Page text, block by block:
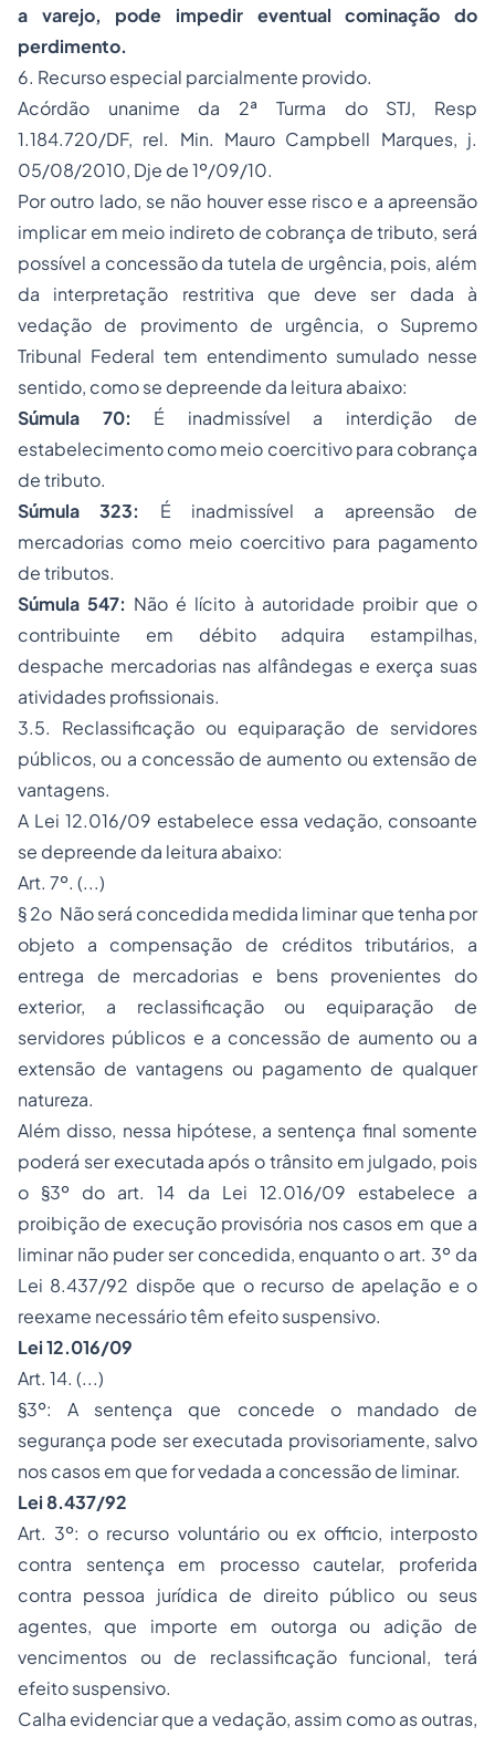
a varejo, pode impedir eventual cominação do
perdimento.
6. Recurso especial parcialmente provido.
Acórdão unanime da 2ª Turma do STJ, Resp
1.184.720/DF, rel. Min. Mauro Campbell Marques, j.
05/08/2010, Dje de 1º/09/10.
Por outro lado, se não houver esse risco e a apreensão
implicar em meio indireto de cobrança de tributo, será
possível a concessão da tutela de urgência, pois, além
da interpretação restritiva que deve ser dada à
vedação de provimento de urgência, o Supremo
Tribunal Federal tem entendimento sumulado nesse
sentido, como se depreende da leitura abaixo:
Súmula 70: É inadmissível a interdição de
estabelecimento como meio coercitivo para cobrança
de tributo.
Súmula 323: É inadmissível a apreensão de
mercadorias como meio coercitivo para pagamento
de tributos.
Súmula 547: Não é lícito à autoridade proibir que o
contribuinte em débito adquira estampilhas,
despache mercadorias nas alfândegas e exerça suas
atividades profissionais.
3.5. Reclassificação ou equiparação de servidores
públicos, ou a concessão de aumento ou extensão de
vantagens.
A Lei 12.016/09 estabelece essa vedação, consoante
se depreende da leitura abaixo:
Art. 7º. (...)
§ 2o Não será concedida medida liminar que tenha por
objeto a compensação de créditos tributários, a
entrega de mercadorias e bens provenientes do
exterior, a reclassificação ou equiparação de
servidores públicos e a concessão de aumento ou a
extensão de vantagens ou pagamento de qualquer
natureza.
Além disso, nessa hipótese, a sentença final somente
poderá ser executada após o trânsito em julgado, pois
o §3º do art. 14 da Lei 12.016/09 estabelece a
proibição de execução provisória nos casos em que a
liminar não puder ser concedida, enquanto o art. 3º da
Lei 8.437/92 dispõe que o recurso de apelação e o
reexame necessário têm efeito suspensivo.
Lei 12.016/09
Art. 14. (...)
§3º: A sentença que concede o mandado de
segurança pode ser executada provisoriamente, salvo
nos casos em que for vedada a concessão de liminar.
Lei 8.437/92
Art. 3º: o recurso voluntário ou ex officio, interposto
contra sentença em processo cautelar, proferida
contra pessoa jurídica de direito público ou seus
agentes, que importe em outorga ou adição de
vencimentos ou de reclassificação funcional, terá
efeito suspensivo.
Calha evidenciar que a vedação, assim como as outras,